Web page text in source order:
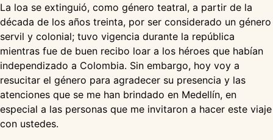
La loa se extinguió, como género teatral, a partir de la
década de los años treinta, por ser considerado un género
servil y colonial; tuvo vigencia durante la república
mientras fue de buen recibo loar a los héroes que habían
independizado a Colombia. Sin embargo, hoy voy a
resucitar el género para agradecer su presencia y las
atenciones que se me han brindado en Medellín, en
especial a las personas que me invitaron a hacer este viaje
con ustedes.